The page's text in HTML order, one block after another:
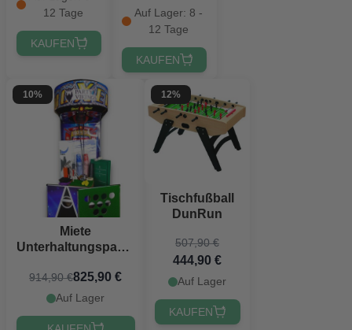
12 Tage
KAUFEN
Auf Lager: 8 -
12 Tage
KAUFEN
10%
Miete
Unterhaltungspaket
914,90 €825,90 €
Auf Lager
12%
Tischfußball
DunRun
507,90 €
444,90 €
Auf Lager
KAUFEN